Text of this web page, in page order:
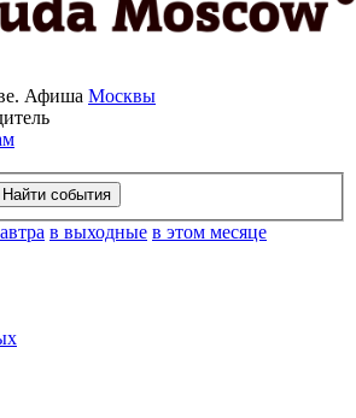
Афиша Москвы
в выходные в этом месяце